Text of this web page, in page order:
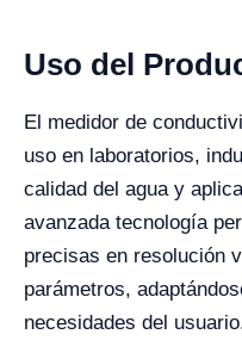
Uso del
El medidor de
uso en laboratorios,
calidad del agua y
avanzada tecnología
precisas en resolución
parámetros,
necesidades del